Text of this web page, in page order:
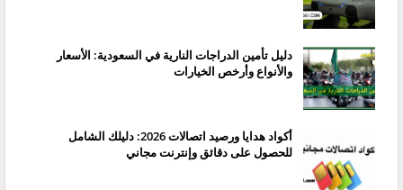
دليل تأمين الدراجات النارية في السعودية: الأسعار
والأنواع وأرخص الخيارات
أكواد هدايا ورصيد اتصالات 2026: دليلك الشامل
للحصول على دقائق وإنترنت مجاني